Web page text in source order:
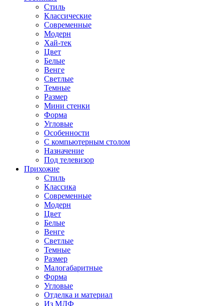
Стиль
Классические
Современные
Модерн
Хай-тек
Цвет
Белые
Венге
Светлые
Темные
Размер
Мини стенки
Форма
Угловые
Особенности
С компьютерным столом
Назначение
Под телевизор
Прихожие
Стиль
Классика
Современные
Модерн
Цвет
Белые
Венге
Светлые
Темные
Размер
Малогабаритные
Форма
Угловые
Отделка и материал
Из МДФ